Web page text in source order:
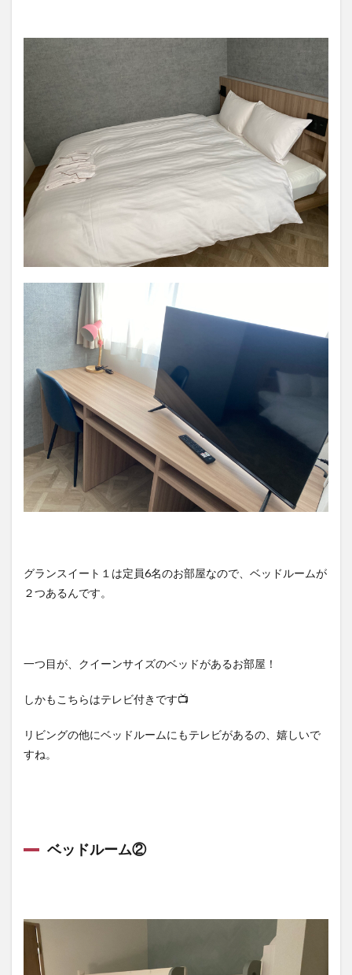
グランスイート１は定員6名のお部屋なので、ベッドルームが
２つあるんです。
一つ目が、クイーンサイズのベッドがあるお部屋！
しかもこちらはテレビ付きです📺
リビングの他にベッドルームにもテレビがあるの、嬉しいで
すね。
ベッドルーム②